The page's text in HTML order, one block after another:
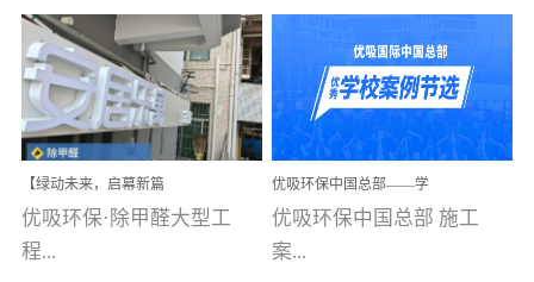
取得了多项产品技术专利
和多项国家版权局著作
权，获得高新技术企业称
号。生产优势自主生产自
给自足，优吸公司于2015
在广州番禺区成功建立产
品线生产基地，工厂拥有
自动化生产设备和成熟的
【绿动未来，启幕新篇
章】优吸环保中标深圳安
居乐寓，超大型工装室内
空气治理项目顺利启航，
优吸环保·除甲醛大型工
程...
优吸环保中国总部——学
校施工案例(节选)
优吸环保中国总部 施工
案...